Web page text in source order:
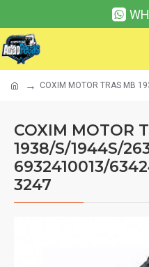
COXIM MOTOR TRAS MB
COXIM MOTOR
1938/S/1944S/
6932410013/
3247